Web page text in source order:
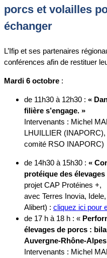
porcs et volailles
échanger
L’Ifip et ses partenaires
conférences afin de restituer
Mardi 6 octobre :
de 11h30 à 12h30 : «
filière s’engage. »
Intervenants : Michel
LHUILLIER
comité RSO INAPORC)
de 14h30 à 15h30 : «
protéique des
projet CAP Protéines +,
avec Terres Inovia,
Alibert) : cliquez ici pour
de 17 h à 18 h : «
élevages de porcs :
Auvergne-Rhône-
Intervenants : Michel